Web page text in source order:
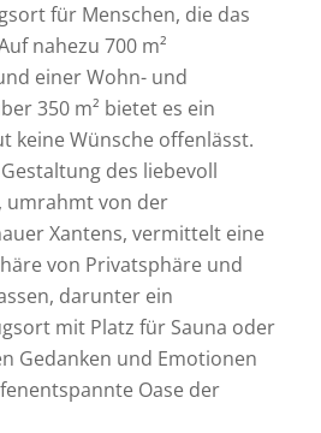
für Menschen, die das
nahezu 700 m²
einer Wohn- und
350 m² bietet es ein
keine Wünsche offenlässt.
des liebevoll
umrahmt von der
Xantens, vermittelt eine
von Privatsphäre und
darunter ein
mit Platz für Sauna oder
Gedanken und Emotionen
Oase der